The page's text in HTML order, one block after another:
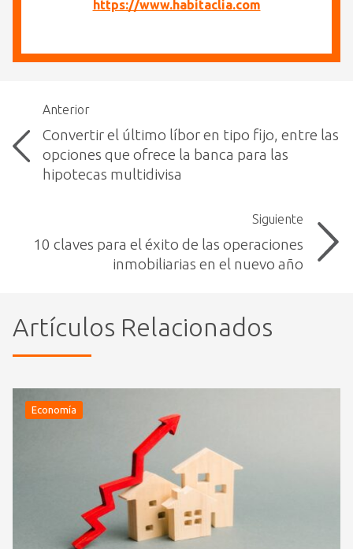
https://www.habitaclia.com
Anterior
Convertir el último líbor en tipo fijo, entre las
opciones que ofrece la banca para las
hipotecas multidivisa
Siguiente
10 claves para el éxito de las operaciones
inmobiliarias en el nuevo año
Artículos Relacionados
Economía